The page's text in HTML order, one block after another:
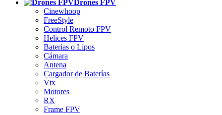
Drones FPV
Cinewhoop
FreeStyle
Control Remoto FPV
Helices FPV
Baterías o Lipos
Cámara
Antena
Cargador de Baterías
Vtx
Motores
RX
Frame FPV